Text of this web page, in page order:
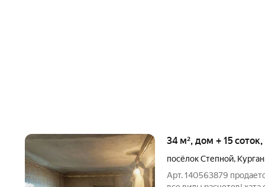
34 м², дом + 15
посёлок Степной,
Арт. 140563879